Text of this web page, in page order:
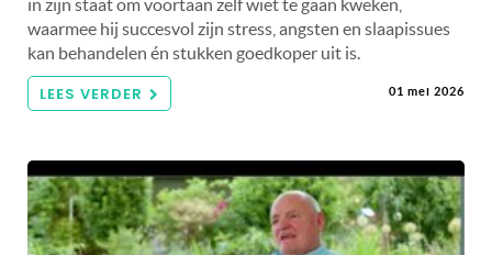
in zijn staat om voortaan zelf wiet te gaan kweken,
waarmee hij succesvol zijn stress, angsten en slaapissues
kan behandelen én stukken goedkoper uit is.
LEES VERDER 01 mei 2026